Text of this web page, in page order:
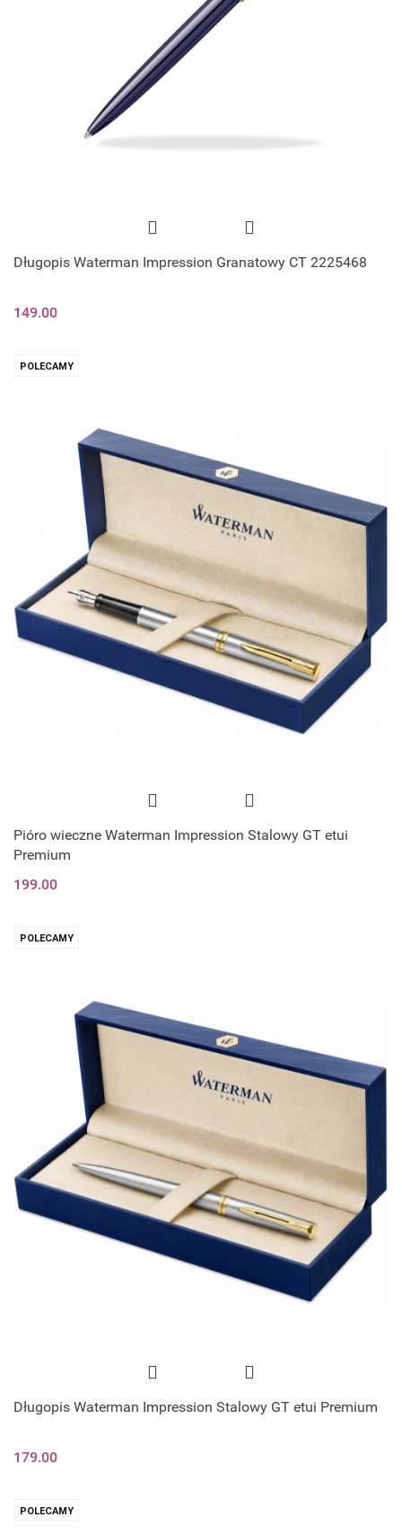
Długopis Waterman Impression Granatowy CT 2225468
149.00
POLECAMY
Pióro wieczne Waterman Impression Stalowy GT etui
Premium
199.00
POLECAMY
Długopis Waterman Impression Stalowy GT etui Premium
179.00
POLECAMY